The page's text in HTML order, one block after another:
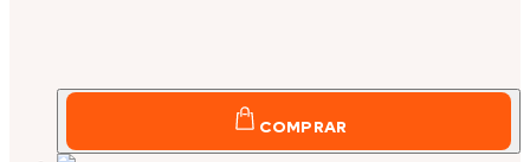
COMPRAR